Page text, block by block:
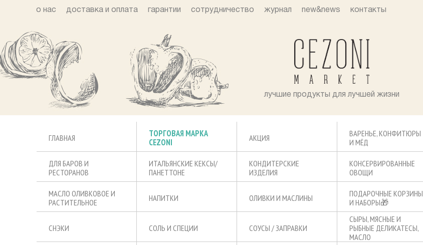
о нас доставка и оплата гарантии сотрудничество журнал new&news контакты
лучшие продукты для лучшей жизни
ГЛАВНАЯ
ТОРГОВАЯ МАРКА
CEZONI
АКЦИЯ
ВАРЕНЬЕ, КОНФИТЮРЫ
И МЁД
ДЛЯ БАРОВ И
РЕСТОРАНОВ
ИТАЛЬЯНСКИЕ КЕКСЫ/
ПАНЕТТОНЕ
КОНДИТЕРСКИЕ
ИЗДЕЛИЯ
КОНСЕРВИРОВАННЫЕ
ОВОЩИ
МАСЛО ОЛИВКОВОЕ И
РАСТИТЕЛЬНОЕ
НАПИТКИ ОЛИВКИ И МАСЛИНЫ
ПОДАРОЧНЫЕ КОРЗИНЫ
И НАБОРЫ🎁
СНЭКИ СОЛЬ И СПЕЦИИ СОУСЫ / ЗАПРАВКИ
СЫРЫ, МЯСНЫЕ И
РЫБНЫЕ ДЕЛИКАТЕСЫ,
МАСЛО